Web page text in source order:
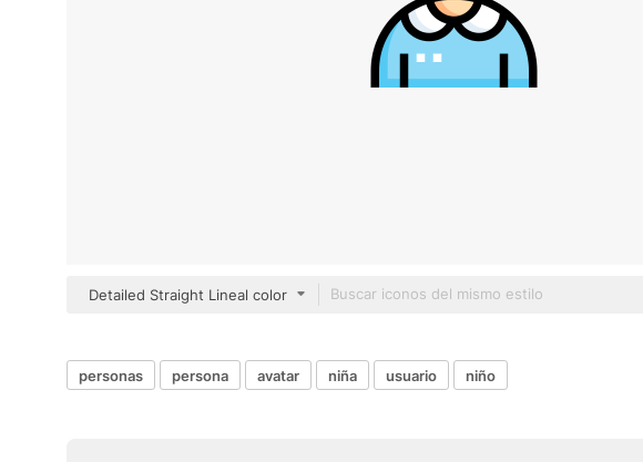
Detailed Straight Lineal color
personas persona avatar niña usuario niño